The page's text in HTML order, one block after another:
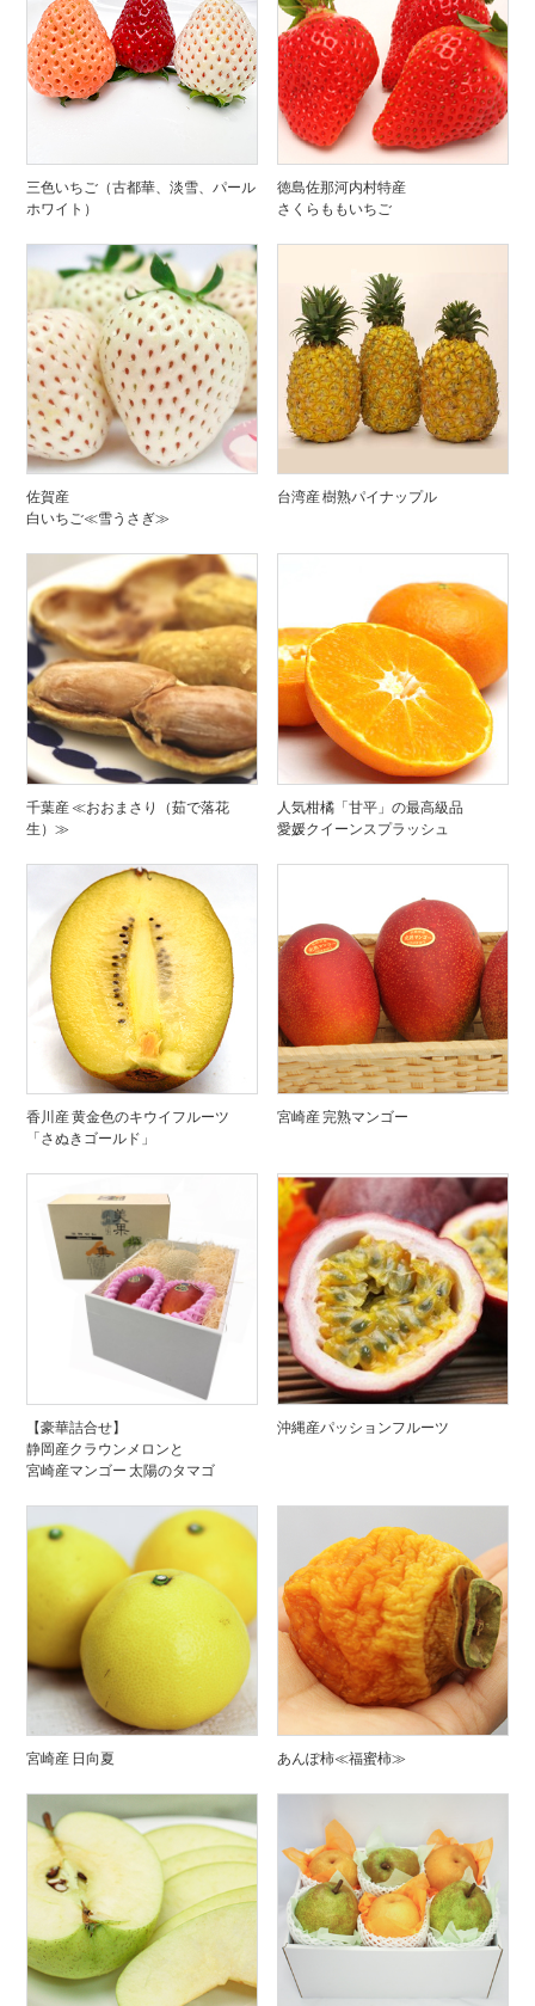
三色いちご（古都華、淡雪、パール
ホワイト）
徳島佐那河内村特産
さくらももいちご
佐賀産
白いちご≪雪うさぎ≫
台湾産 樹熟パイナップル
千葉産 ≪おおまさり（茹で落花
生）≫
人気柑橘「甘平」の最高級品
愛媛クイーンスプラッシュ
香川産 黄金色のキウイフルーツ
「さぬきゴールド」
宮崎産 完熟マンゴー
【豪華詰合せ】
静岡産クラウンメロンと
宮崎産マンゴー 太陽のタマゴ
沖縄産パッションフルーツ
宮崎産 日向夏 あんぽ柿≪福蜜柿≫